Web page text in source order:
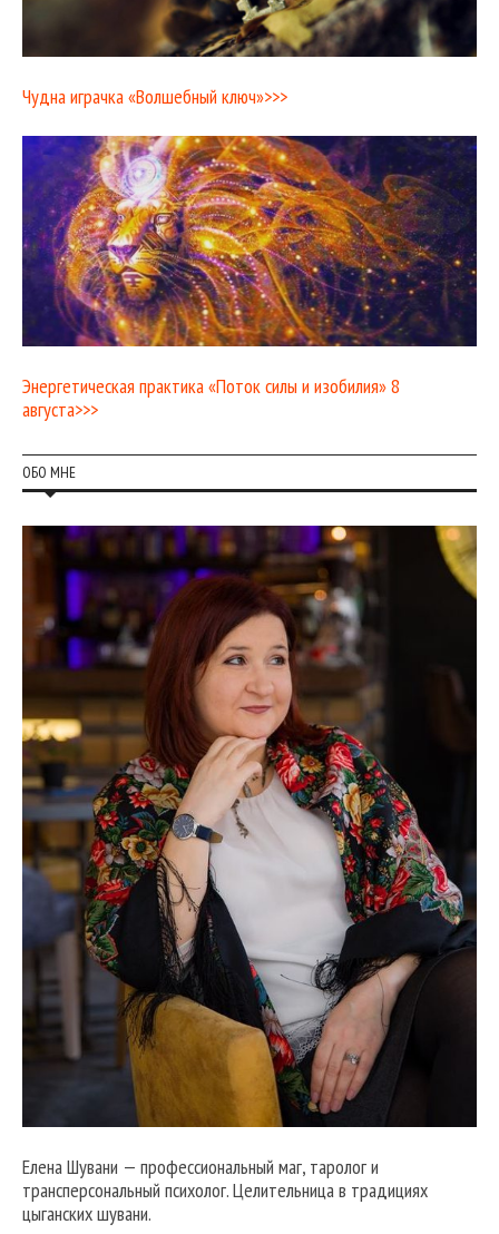
Чудна играчка «Волшебный ключ»>>>
Энергетическая практика «Поток силы и изобилия» 8
августа>>>
ОБО МНЕ
Елена Шувани — профессиональный маг, таролог и
трансперсональный психолог. Целительница в традициях
цыганских шувани.